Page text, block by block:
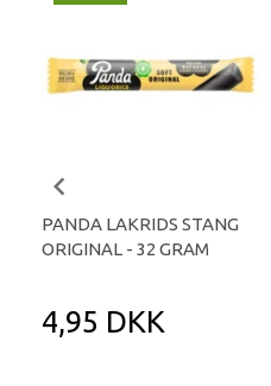
PANDA LAKRIDS STANG
ORIGINAL - 32 GRAM
4,95 DKK